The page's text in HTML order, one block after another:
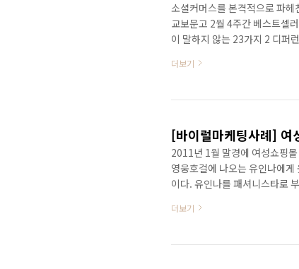
소셜커머스를 본격적으로 파
교보문고 2월 4주간 베스트
이 말하지 않는 23가지 2 디퍼
첫걸음 10 만화 경제 상식사전
민국 기업흥망사(공병호의)
더보기
[바이럴마케팅사례] 여
2011년 1월 말경에 여성쇼핑
영웅호걸에 나오는 유인나에
이다. 유인나를 패셔니스타로
다음, 네이트 등의 검색포탈에
으며 '코흐'의 브랜드 인지도
더보기